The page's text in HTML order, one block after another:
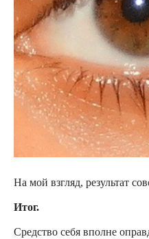
На мой взгляд, результат
Итог.
Средство себя вполне